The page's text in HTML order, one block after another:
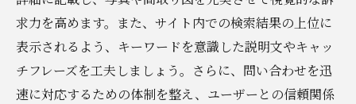
求力を高めます。また、サイト内での検索結果の上位に
表示されるよう、キーワードを意識した説明文やキャッ
チフレーズを工夫しましょう。さらに、問い合わせを迅
速に対応するための体制を整え、ユーザーとの信頼関係